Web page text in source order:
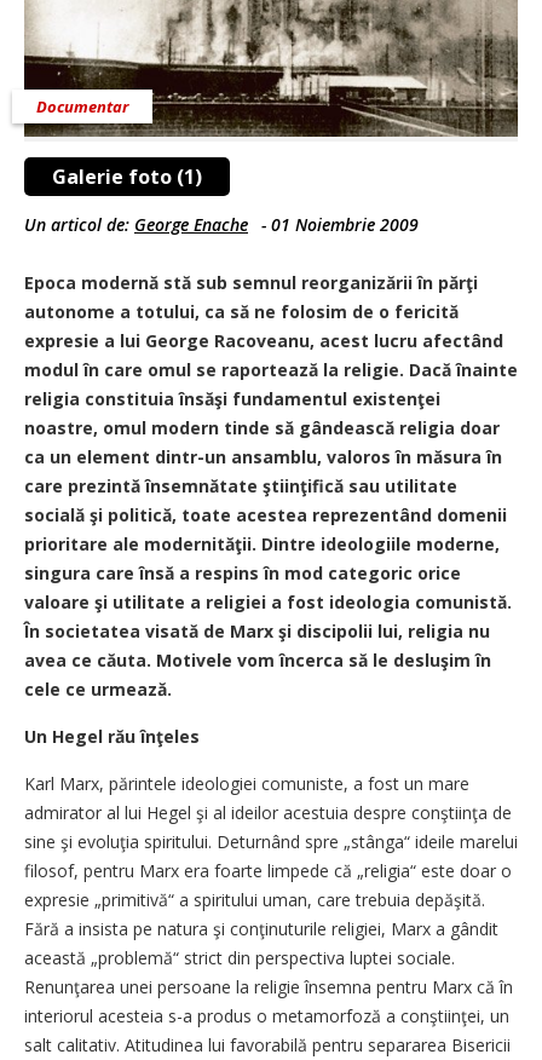
Galerie foto (1)
Documentar
Un articol de: George Enache - 01 Noiembrie 2009
Epoca modernă stă sub semnul reorganizării în părţi
autonome a totului, ca să ne folosim de o fericită
expresie a lui George Racoveanu, acest lucru afectând
modul în care omul se raportează la religie. Dacă înainte
religia constituia însăşi fundamentul existenţei
noastre, omul modern tinde să gândească religia doar
ca un element dintr-un ansamblu, valoros în măsura în
care prezintă însemnătate ştiinţifică sau utilitate
socială şi politică, toate acestea reprezentând domenii
prioritare ale modernităţii. Dintre ideologiile moderne,
singura care însă a respins în mod categoric orice
valoare şi utilitate a religiei a fost ideologia comunistă.
În societatea visată de Marx şi discipolii lui, religia nu
avea ce căuta. Motivele vom încerca să le desluşim în
cele ce urmează.
Un Hegel rău înţeles
Karl Marx, părintele ideologiei comuniste, a fost un mare
admirator al lui Hegel şi al ideilor acestuia despre conştiinţa de
sine şi evoluţia spiritului. Deturnând spre „stânga“ ideile marelui
filosof, pentru Marx era foarte limpede că „religia“ este doar o
expresie „primitivă“ a spiritului uman, care trebuia depăşită.
Fără a insista pe natura şi conţinuturile religiei, Marx a gândit
această „problemă“ strict din perspectiva luptei sociale.
Renunţarea unei persoane la religie însemna pentru Marx că în
interiorul acesteia s-a produs o metamorfoză a conştiinţei, un
salt calitativ. Atitudinea lui favorabilă pentru separarea Bisericii